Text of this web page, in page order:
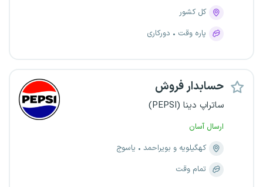
کل کشور
پاره وقت
دورکاری
حسابدار فروش
ساتراپ دینا (PEPSI)
ارسال آسان
کهگیلویه و بویراحمد
یاسوج
تمام وقت